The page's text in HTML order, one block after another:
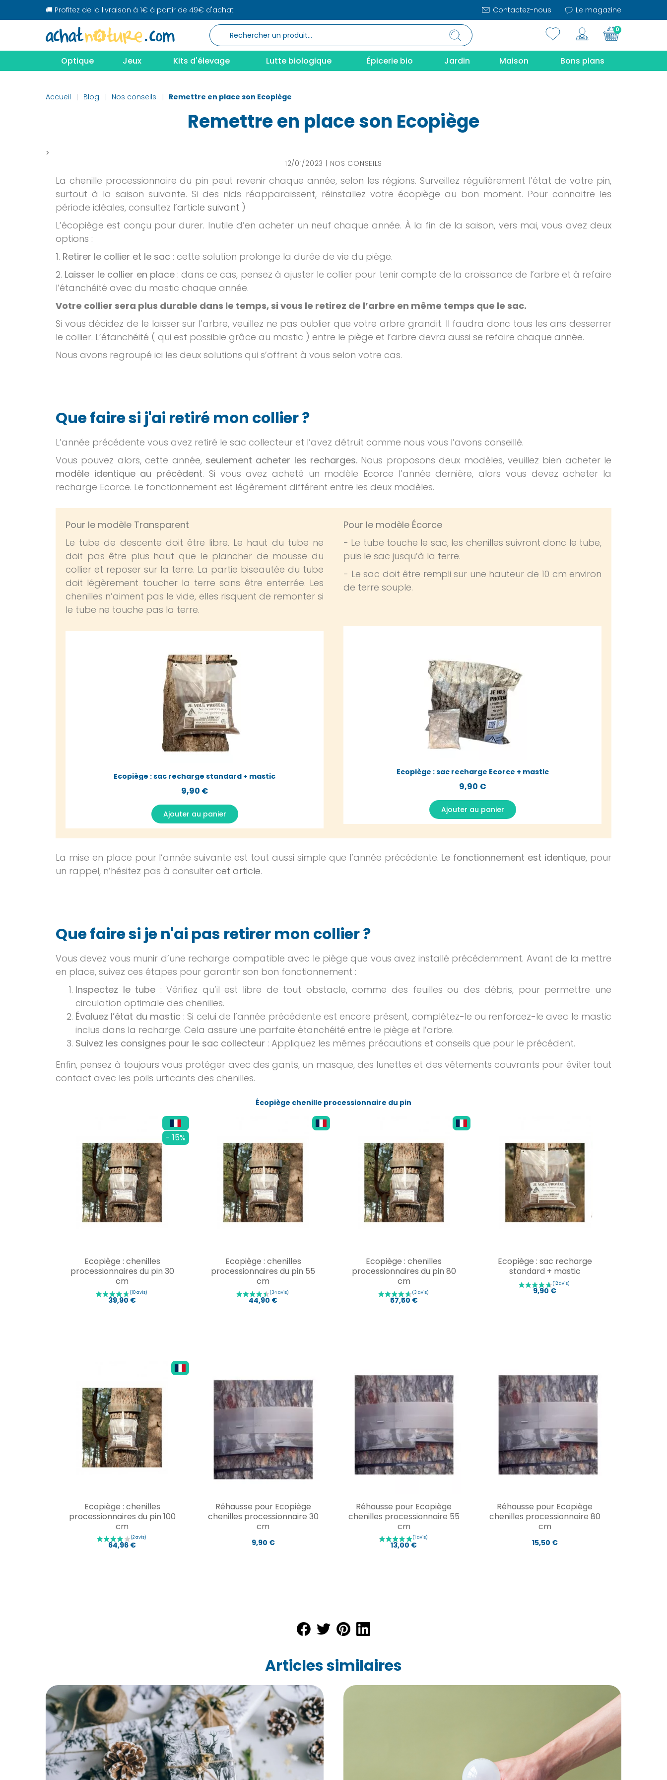
🚚 Profitez de la livraison à 1€ à partir de 49€ d'achat Contactez-nous Le magazine
0
Optique Jeux Kits d'élevage Lutte biologique Épicerie bio Jardin Maison Bons plans
Accueil Blog Nos conseils Remettre en place son Ecopiège
Remettre en place son Ecopiège
>
12/01/2023
NOS CONSEILS
La chenille processionnaire du pin peut revenir chaque année, selon les régions. Surveillez régulièrement l’état de votre pin,
surtout à la saison suivante. Si des nids réapparaissent, réinstallez votre écopiège au bon moment. Pour connaitre les
période idéales, consultez l’article suivant )
L’écopiège est conçu pour durer. Inutile d’en acheter un neuf chaque année. À la fin de la saison, vers mai, vous avez deux
options :
1. Retirer le collier et le sac : cette solution prolonge la durée de vie du piège.
2. Laisser le collier en place: dans ce cas, pensez à ajuster le collier pour tenir compte de la croissance de l’arbre et à refaire
l’étanchéité avec du mastic chaque année.
Votre collier sera plus durable dans le temps, si vous le retirez de l’arbre en même temps que le sac.
Si vous décidez de le laisser sur l’arbre, veuillez ne pas oublier que votre arbre grandit. Il faudra donc tous les ans desserrer
le collier. L’étanchéité ( qui est possible grâce au mastic ) entre le piège et l’arbre devra aussi se refaire chaque année.
Nous avons regroupé ici les deux solutions qui s’offrent à vous selon votre cas.
Que faire si j'ai retiré mon collier ?
L’année précédente vous avez retiré le sac collecteur et l’avez détruit comme nous vous l’avons conseillé.
Vous pouvez alors, cette année, seulement acheter les recharges. Nous proposons deux modèles, veuillez bien acheter le
modèle identique au précèdent. Si vous avez acheté un modèle Ecorce l’année dernière, alors vous devez acheter la
recharge Ecorce. Le fonctionnement est légèrement différent entre les deux modèles.
Pour le modèle Transparent
Le tube de descente doit être libre. Le haut du tube ne
doit pas être plus haut que le plancher de mousse du
collier et reposer sur la terre. La partie biseautée du tube
doit légèrement toucher la terre sans être enterrée. Les
chenilles n’aiment pas le vide, elles risquent de remonter si
le tube ne touche pas la terre.
Aperçu rapide
Ecopiège : sac recharge standard + mastic
9,90 €
Ajouter au panier
Pour le modèle Écorce
- Le tube touche le sac, les chenilles suivront donc le tube,
puis le sac jusqu’à la terre.
- Le sac doit être rempli sur une hauteur de 10 cm environ
de terre souple.
Aperçu rapide
Ecopiège : sac recharge Ecorce + mastic
9,90 €
Ajouter au panier
La mise en place pour l’année suivante est tout aussi simple que l’année précédente. Le fonctionnement est identique, pour
un rappel, n’hésitez pas à consulter cet article.
Que faire si je n'ai pas retirer mon collier ?
Vous devez vous munir d’une recharge compatible avec le piège que vous avez installé précédemment. Avant de la mettre
en place, suivez ces étapes pour garantir son bon fonctionnement :
Inspectez le tube : Vérifiez qu’il est libre de tout obstacle, comme des feuilles ou des débris, pour permettre une
circulation optimale des chenilles.
Évaluez l’état du mastic : Si celui de l’année précédente est encore présent, complétez-le ou renforcez-le avec le mastic
inclus dans la recharge. Cela assure une parfaite étanchéité entre le piège et l’arbre.
Suivez les consignes pour le sac collecteur : Appliquez les mêmes précautions et conseils que pour le précédent.
Enfin, pensez à toujours vous protéger avec des gants, un masque, des lunettes et des vêtements couvrants pour éviter tout
contact avec les poils urticants des chenilles.
Écopiège chenille processionnaire du pin
- 15%
Ecopiège : chenilles
processionnaires du pin 30
cm
39,90 €
Ecopiège : chenilles
processionnaires du pin 55
cm
44,90 €
Ecopiège : chenilles
processionnaires du pin 80
cm
57,50 €
Ecopiège : sac recharge
standard + mastic
9,90 €
Ecopiège : chenilles
processionnaires du pin 100
cm
64,96 €
Réhausse pour Ecopiège
chenilles processionnaire 30
cm
9,90 €
Réhausse pour Ecopiège
chenilles processionnaire 55
cm
13,00 €
Réhausse pour Ecopiège
chenilles processionnaire 80
cm
15,50 €
Articles similaires